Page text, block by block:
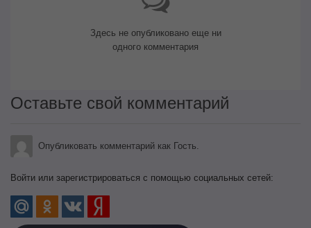
Здесь не опубликовано еще ни
одного комментария
Оставьте свой комментарий
Опубликовать комментарий как Гость.
Войти или зарегистрироваться с помощью социальных сетей: